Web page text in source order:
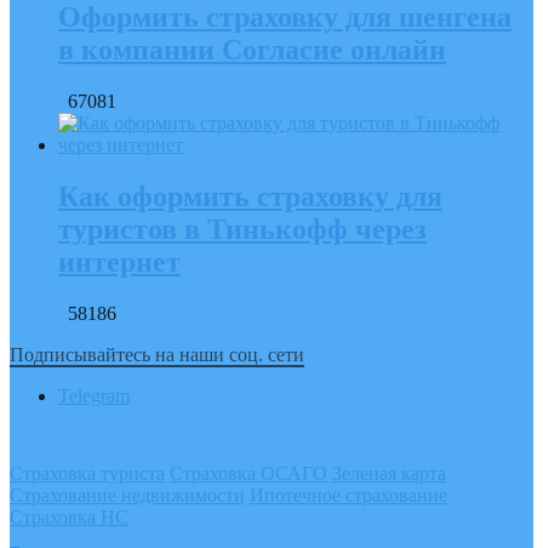
Оформить страховку для шенгена
в компании Согласие онлайн
67081
Как оформить страховку для
туристов в Тинькофф через
интернет
58186
Подписывайтесь на наши соц. сети
Telegram
Страховка туриста Страховка ОСАГО Зеленая карта
Страхование недвижимости Ипотечное страхование
Страховка НС